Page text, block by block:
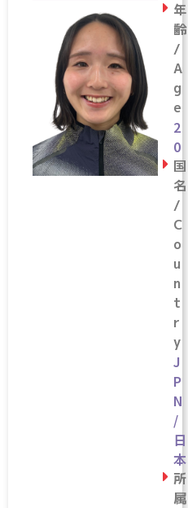
年
齢
/
A
g
e
2
0
国
名
/
C
o
u
n
t
r
y
J
P
N
/
日
本
所
属